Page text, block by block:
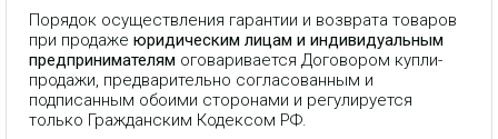
Порядок осуществления гарантии и возврата товаров
при продаже юридическим лицам и индивидуальным
предпринимателям оговаривается Договором купли-
продажи, предварительно согласованным и
подписанным обоими сторонами и регулируется
только Гражданским Кодексом РФ.